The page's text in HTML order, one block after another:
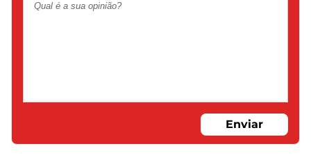
Enviar